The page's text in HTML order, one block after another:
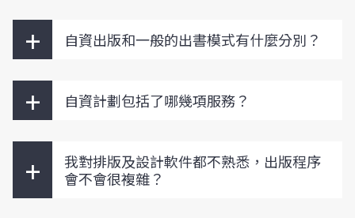
+ 自資出版和一般的出書模式有什麼分別？
+ 自資計劃包括了哪幾項服務？
+
我對排版及設計軟件都不熟悉，出版程序
會不會很複雜？